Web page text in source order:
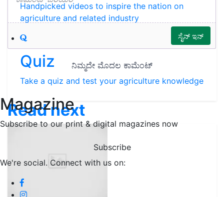
Handpicked videos to inspire the nation on
agriculture and related industry
Quiz
Take a quiz and test your agriculture knowledge
Magazine
Subscribe to our print & digital magazines now
Subscribe
We're social. Connect with us on:
Read next